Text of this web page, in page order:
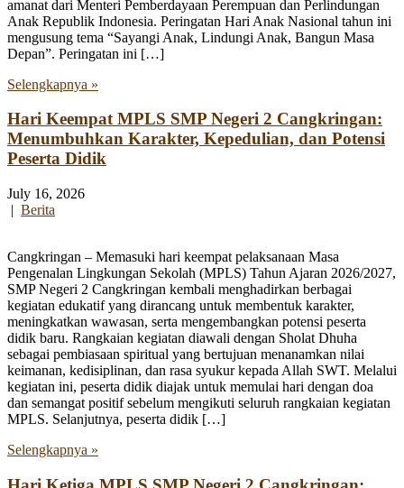
amanat dari Menteri Pemberdayaan Perempuan dan Perlindungan
Anak Republik Indonesia. Peringatan Hari Anak Nasional tahun ini
mengusung tema “Sayangi Anak, Lindungi Anak, Bangun Masa
Depan”. Peringatan ini […]
Selengkapnya »
Hari Keempat MPLS SMP Negeri 2 Cangkringan:
Menumbuhkan Karakter, Kepedulian, dan Potensi
Peserta Didik
July 16, 2026
| Berita
Cangkringan – Memasuki hari keempat pelaksanaan Masa
Pengenalan Lingkungan Sekolah (MPLS) Tahun Ajaran 2026/2027,
SMP Negeri 2 Cangkringan kembali menghadirkan berbagai
kegiatan edukatif yang dirancang untuk membentuk karakter,
meningkatkan wawasan, serta mengembangkan potensi peserta
didik baru. Rangkaian kegiatan diawali dengan Sholat Dhuha
sebagai pembiasaan spiritual yang bertujuan menanamkan nilai
keimanan, kedisiplinan, dan rasa syukur kepada Allah SWT. Melalui
kegiatan ini, peserta didik diajak untuk memulai hari dengan doa
dan semangat positif sebelum mengikuti seluruh rangkaian kegiatan
MPLS. Selanjutnya, peserta didik […]
Selengkapnya »